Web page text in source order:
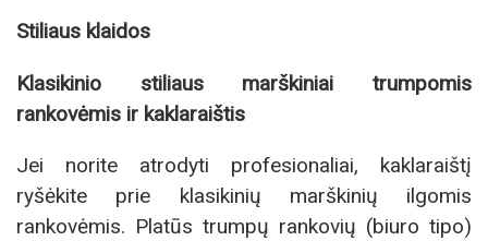
Stiliaus klaidos
Klasikinio stiliaus marškiniai trumpomis
rankovėmis ir kaklaraištis
Jei norite atrodyti profesionaliai, kaklaraištį
ryšėkite prie klasikinių marškinių ilgomis
rankovėmis. Platūs trumpų rankovių (biuro tipo)